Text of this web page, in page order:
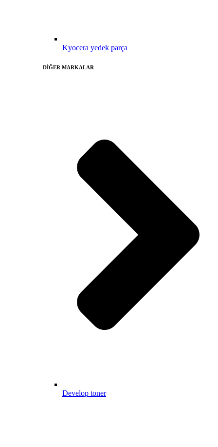
Kyocera yedek parça
DİĞER MARKALAR
Develop toner